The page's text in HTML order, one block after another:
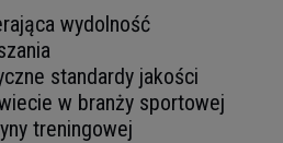
wydolność
standardy jakości
w branży sportowej
treningowej